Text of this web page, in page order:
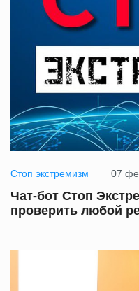
Стоп экстремизм 07
Чат-бот Стоп
проверить любой